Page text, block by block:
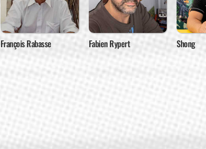
François Rabasse Fabien Rypert Shong